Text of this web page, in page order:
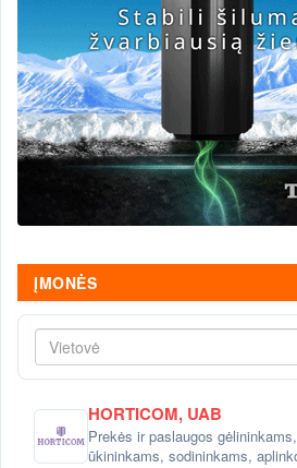
ĮMONĖS
Vietovė
HORTICOM, UAB
Prekės ir paslaugos gėlininkams,
ūkininkams, sodininkams, aplinkotvarkos